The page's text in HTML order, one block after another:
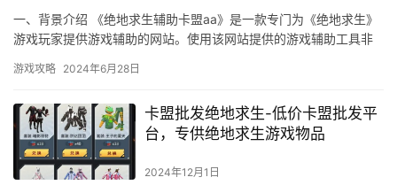
一、背景介绍 《绝地求生辅助卡盟aa》是一款专门为《绝地求生》
游戏玩家提供游戏辅助的网站。使用该网站提供的游戏辅助工具非
游戏攻略 2024年6月28日
卡盟批发绝地求生-低价卡盟批发平
台，专供绝地求生游戏物品
2024年12月1日